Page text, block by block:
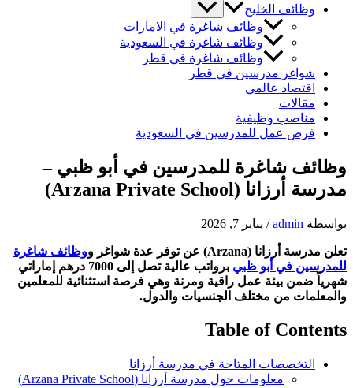
وظائف الخليج
وظائف شاغرة في الامارات
وظائف شاغرة في السعودية
وظائف شاغرة في قطر
شواغر مدرسين في قطر
اقتصاد عالمي
مقالات
مناصب وظيفية
فرص عمل للمدرسين في السعودية
وظائف شاغرة للمدرسين في أبو ظبي –
مدرسة أرزانا (Arzana Private School)
بواسطة admin
/ يناير 7, 2026
تعلن مدرسة أرزانا (Arzana) عن توفر عدة شواغر و
وظائف شاغرة
للمدرسين في أبو ظبي
برواتب عالية تصل إلى 7000 درهم إماراتي
شهرياً ضمن بيئة عمل راقية ومرنة وهي فرصة استثنائية للمعلمين
والمعلمات من مختلف الجنسيات والدول.
Table of Contents
التخصصات المتاحة في مدرسة أرزانا
معلومات حول مدرسة أرزانا (Arzana Private School)